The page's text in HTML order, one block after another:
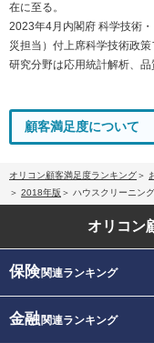
在に至る。
2023年4月内閣府 科学技術
災担当）付上席科学技術政策
研究分野は応用統計解析、品
顧客満足度について
オリコン顧客満足度ランキング
2018年版
ハウスクリーニン
オリコン
保険関連ランキング
金融関連ランキング